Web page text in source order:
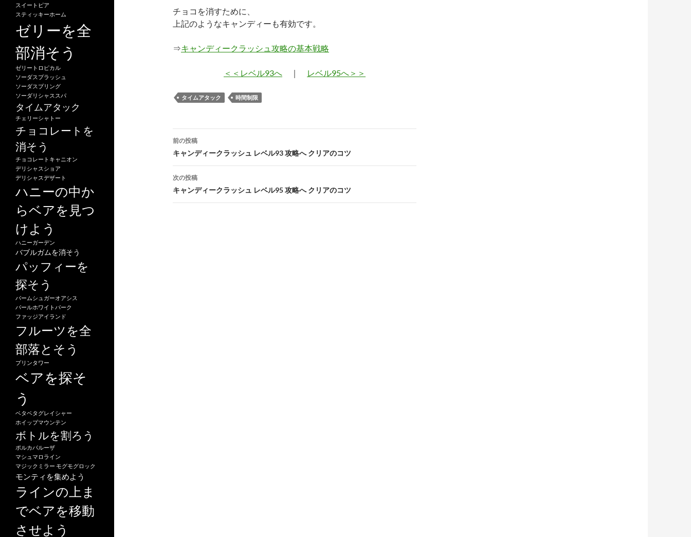
チョコを消すために、
上記のようなキャンディーも有効です。
⇒キャンディークラッシュ攻略の基本戦略
＜＜レベル93へ ｜ レベル95へ＞＞
タイムアタック 時間制限
投
稿
ナ
ビ
ゲ
前の投稿
キャンディークラッシュ レベル93 攻略へ クリアのコツ
次の投稿
キャンディークラッシュ レベル95 攻略へ クリアのコツ
スイートピア
スティッキーホーム
ゼリーを全
部消そう
ゼリートロピカル
ソーダスプラッシュ
ソーダスプリング
ソーダリシャススパ
タイムアタック
チェリーシャトー
チョコレートを
消そう
チョコレートキャニオン
デリシャスショア
デリシャスデザート
ハニーの中か
らベアを見つ
けよう
ハニーガーデン
バブルガムを消そう
パッフィーを
探そう
パームシュガーオアシス
パールホワイトパーク
ファッジアイランド
フルーツを全
部落とそう
プリンタワー
ベアを探そ
う
ベタベタグレイシャー
ホイップマウンテン
ボトルを割ろう
ポルカパルーザ
マシュマロライン
マジックミラー モグモグロック
モンティを集めよう
ラインの上ま
でベアを移動
させよう